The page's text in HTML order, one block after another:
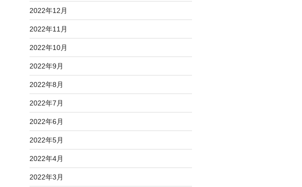
2022年12月
2022年11月
2022年10月
2022年9月
2022年8月
2022年7月
2022年6月
2022年5月
2022年4月
2022年3月